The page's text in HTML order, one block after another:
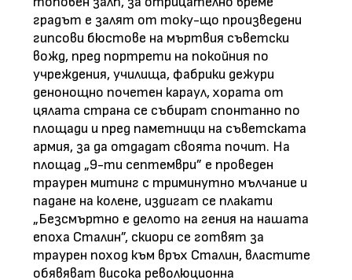
градът е залят от току-що произведени
гипсови бюстове на мъртвия съветски
вожд, пред портрети на покойния по
учреждения, училища, фабрики дежури
денонощно почетен караул, хората от
цялата страна се събират спонтанно по
площади и пред паметници на съветската
армия, за да отдадат своята почит. На
площад „9-ти септември” е проведен
траурен митинг с триминутно мълчание и
падане на колене, издигат се плакати
„Безсмъртно е делото на гения на нашата
епоха Сталин”, скиори се готвят за
траурен поход към връх Сталин, властите
обявяват висока революционна